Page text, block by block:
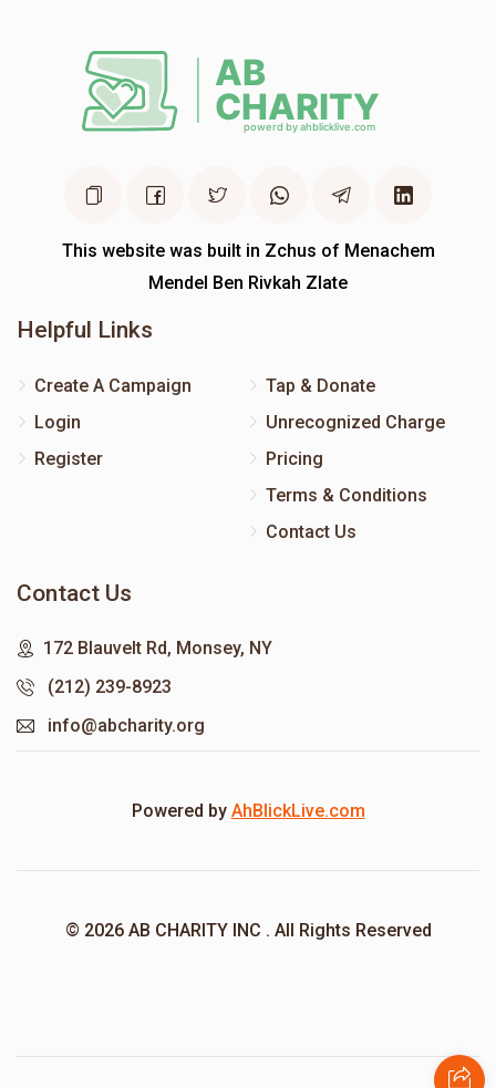
This website was built in Zchus of Menachem
Mendel Ben Rivkah Zlate
Helpful Links
Create A Campaign
Login
Register
Tap & Donate
Unrecognized Charge
Pricing
Terms & Conditions
Contact Us
Contact Us
172 Blauvelt Rd, Monsey, NY
(212) 239-8923
info@abcharity.org
Powered by AhBlickLive.com
© 2026 AB CHARITY INC . All Rights Reserved